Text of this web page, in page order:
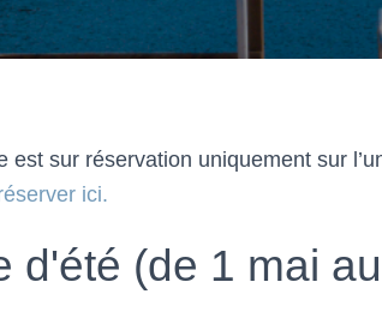
est sur réservation uniquement sur
ici.
d'été (de 1 mai